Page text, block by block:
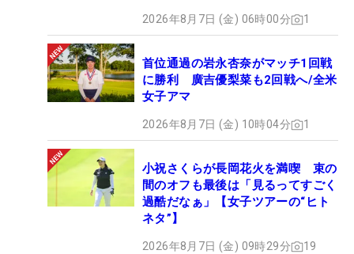
2026年8月7日 (金) 06時00分 1
首位通過の岩永杏奈がマッチ1回戦
に勝利 廣吉優梨菜も2回戦へ/全米
女子アマ
2026年8月7日 (金) 10時04分 1
小祝さくらが長岡花火を満喫 束の
間のオフも最後は「見るってすごく
過酷だなぁ」【女子ツアーの“ヒト
ネタ”】
2026年8月7日 (金) 09時29分 19